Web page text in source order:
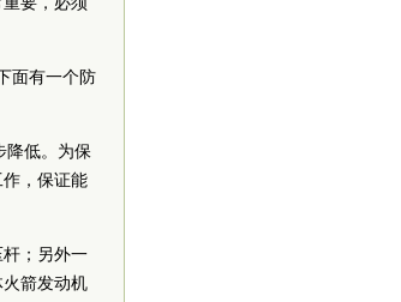
面有一个防
降低。为保
，保证能
；另外一
箭发动机